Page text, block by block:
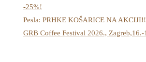
-25%!
Pesla: PRHKE KOŠARICE NA AKCIJI!!
GRB Coffee Festival 2026.,